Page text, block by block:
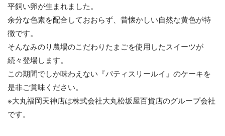
平飼い卵が生まれました。
余分な色素を配合しておおらず、昔懐かしい自然な黄色が特
徴です。
そんなみのり農場のこだわりたまごを使用したスイーツが
続々登場します。
この期間でしか味わえない『パティスリールイ』のケーキを
是非ご賞味ください。
※大丸福岡天神店は株式会社大丸松坂屋百貨店のグループ会社
です。